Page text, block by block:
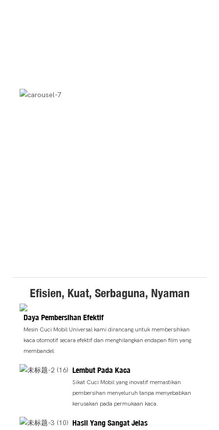
Efisien, Kuat, Serbaguna, Nyaman
Daya Pembersihan Efektif
Mesin Cuci Mobil Universal kami dirancang untuk membersihkan
kaca otomotif secara efektif dan menghilangkan endapan film yang
membandel.
Lembut Pada Kaca
Sikat Cuci Mobil yang inovatif memastikan
pembersihan menyeluruh tanpa menyebabkan
kerusakan pada permukaan kaca.
Hasil Yang Sangat Jelas